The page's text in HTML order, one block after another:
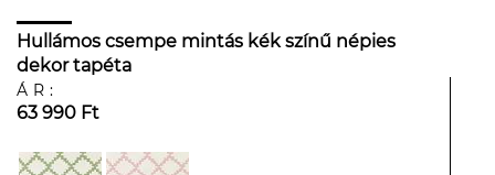
Hullámos csempe mintás kék színű népies
dekor tapéta
ÁR:
63 990 Ft